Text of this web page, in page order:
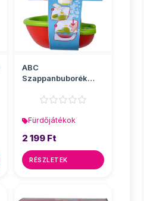
ABC
Szappanbuborék
Simba Toys
Fürdőjátékok
2 199 Ft
RÉSZLETEK